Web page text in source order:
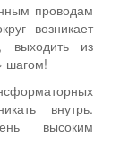
проводам
возникает
выходить из
шагом!
внутрь.
высоким